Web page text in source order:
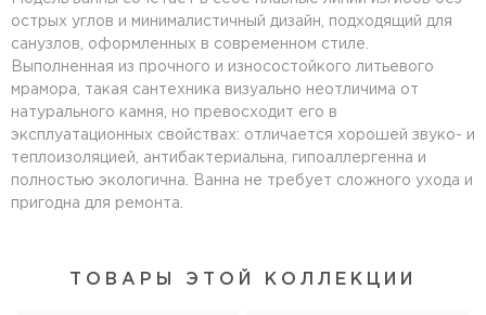
острых углов и минималистичный дизайн, подходящий для
санузлов, оформленных в современном стиле.
Выполненная из прочного и износостойкого литьевого
мрамора, такая сантехника визуально неотличима от
натурального камня, но превосходит его в
эксплуатационных свойствах: отличается хорошей звуко- и
теплоизоляцией, антибактериальна, гипоаллергенна и
полностью экологична. Ванна не требует сложного ухода и
пригодна для ремонта.
ТОВАРЫ ЭТОЙ КОЛЛЕКЦИИ